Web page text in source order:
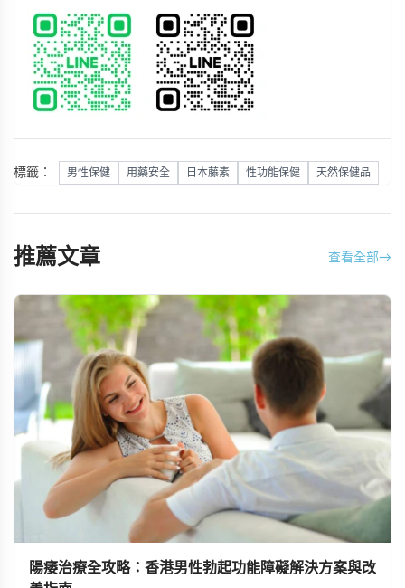
標籤： 男性保健 用藥安全 日本藤素 性功能保健 天然保健品
推薦文章 查看全部→
陽痿治療全攻略：香港男性勃起功能障礙解決方案與改